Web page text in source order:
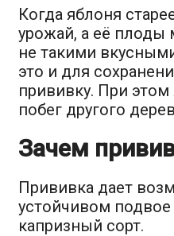
Когда яблоня
урожай, а её плоды
не такими
это и для
прививку. При
побег другого
Зачем
Прививка дает
устойчивом
капризный сорт.